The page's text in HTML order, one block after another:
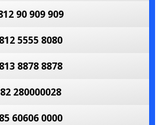
90 909 909
5555 8080
8878 8878
280000028
60606 0000